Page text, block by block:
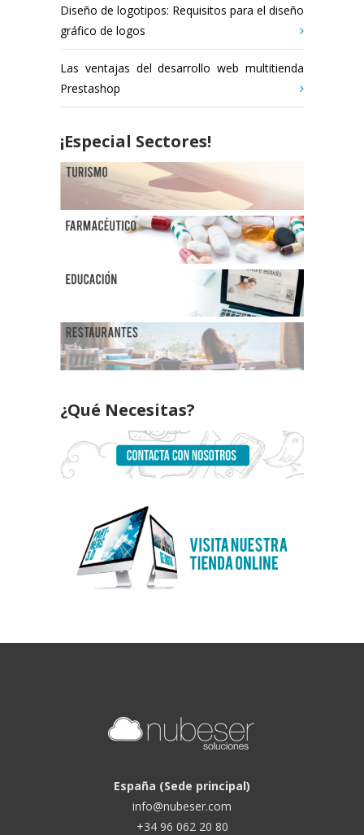
Diseño de logotipos: Requisitos para el diseño
gráfico de logos
Las ventajas del desarrollo web multitienda
Prestashop
¡Especial Sectores!
¿Qué Necesitas?
España (Sede principal)
info@nubeser.com
+34 96 062 20 80